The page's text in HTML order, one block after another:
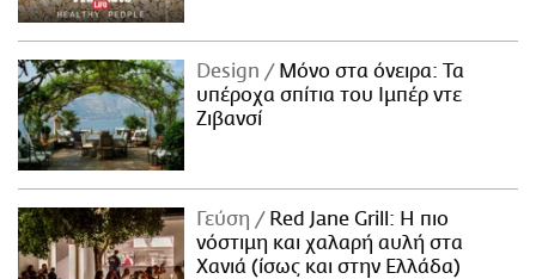
Design
Μόνο στα όνειρα: Τα
υπέροχα σπίτια του Ιμπέρ ντε
Ζιβανσί
Γεύση
Red Jane Grill: Η πιο
νόστιμη και χαλαρή αυλή στα
Χανιά (ίσως και στην Ελλάδα)